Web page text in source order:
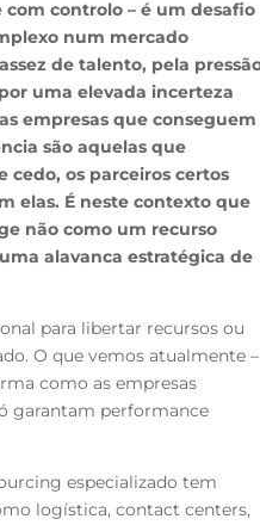
controlo – é um desafio
num mercado
de talento, pela
uma elevada incerteza
empresas que conseguem
são aquelas que
cedo, os parceiros certos
elas. É neste contexto que
não como um recurso
alavanca estratégica de
para libertar recursos ou
O que vemos atualmente –
como as empresas
garantam performance
especializado tem
logística, contact centers,